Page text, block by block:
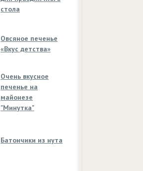
стола
Овсяное печенье
«Вкус детства»
Очень вкусное
печенье на
майонезе
"Минутка"
Батончики из нута